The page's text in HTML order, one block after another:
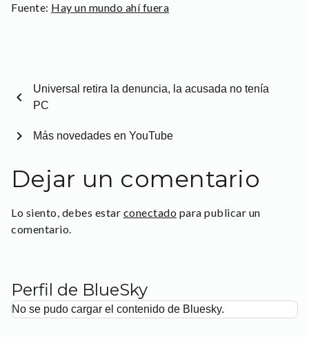
Fuente: Hay un mundo ahí fuera
chevron_left
Universal retira la denuncia, la acusada no tenía
PC
Más novedades en YouTube
chevron_right
Dejar un comentario
Lo siento, debes estar conectado para publicar un
comentario.
Perfil de BlueSky
No se pudo cargar el contenido de Bluesky.